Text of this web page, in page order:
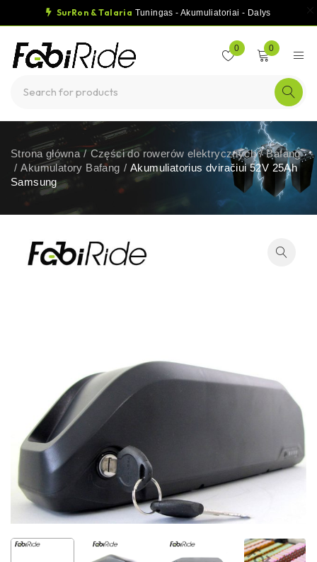
SurRon & Talaria Tuningas - Akumuliatoriai - Dalys
0 0
Strona główna / Części do rowerów elektrycznych / Bafang
/ Akumulatory Bafang / Akumuliatorius dviračiui 52V 25Ah
Samsung